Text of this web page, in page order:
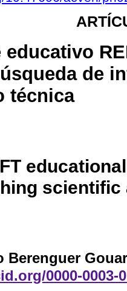
educativo
de
técnica
Berenguer
0000-0003-